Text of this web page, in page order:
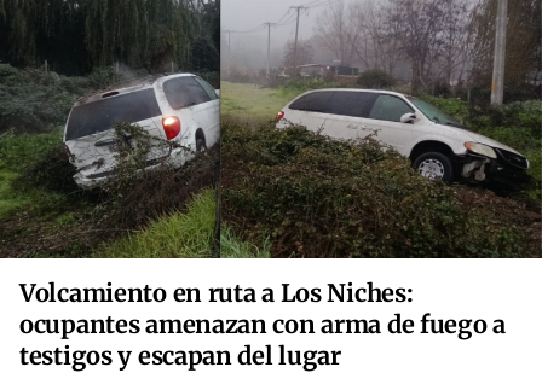
Volcamiento en ruta a Los Niches:
ocupantes amenazan con arma de fuego a
testigos y escapan del lugar